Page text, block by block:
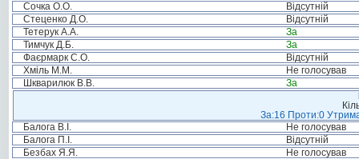
Сочка О.О.
Відсутній
Стеценко Д.О.
Відсутній
Тетерук А.А.
За
Тимчук Д.Б.
За
Фаєрмарк С.О.
Відсутній
Хміль М.М.
Не голосував
Шкварилюк В.В.
За
За:16 Проти:0
Балога В.І.
Не голосував
Балога П.І.
Відсутній
Безбах Я.Я.
Не голосував